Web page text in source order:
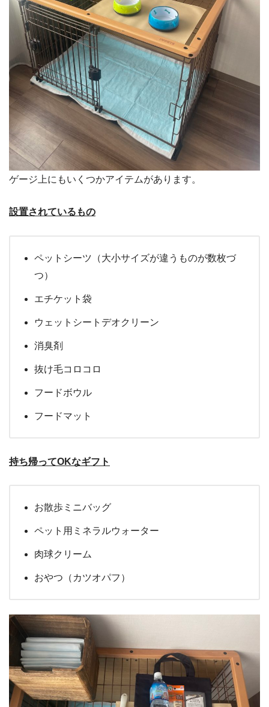
ゲージ上にもいくつかアイテムがあります。
設置されているもの
ペットシーツ（大小サイズが違うものが数枚づ
つ）
エチケット袋
ウェットシートデオクリーン
消臭剤
抜け毛コロコロ
フードボウル
フードマット
持ち帰ってOKなギフト
お散歩ミニバッグ
ペット用ミネラルウォーター
肉球クリーム
おやつ（カツオパフ）